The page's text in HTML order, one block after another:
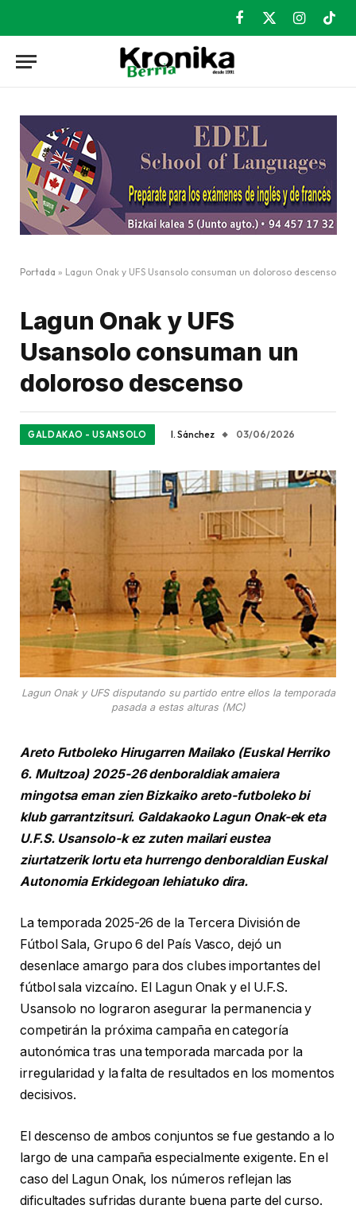
Facebook
X
Instagram
Portada » Lagun Onak y UFS Usansolo consuman un doloroso descenso
Lagun Onak y UFS
Usansolo consuman un
doloroso descenso
GALDAKAO - USANSOLO I. Sánchez 03/06/2026
Lagun Onak y UFS disputando su partido entre ellos la temporada
pasada a estas alturas (MC)
Areto Futboleko Hirugarren Mailako (Euskal Herriko
6. Multzoa) 2025-26 denboraldiak amaiera
mingotsa eman zien Bizkaiko areto-futboleko bi
klub garrantzitsuri. Galdakaoko Lagun Onak-ek eta
U.F.S. Usansolo-k ez zuten mailari eustea
ziurtatzerik lortu eta hurrengo denboraldian Euskal
Autonomia Erkidegoan lehiatuko dira.
La temporada 2025-26 de la Tercera División de
Fútbol Sala, Grupo 6 del País Vasco, dejó un
desenlace amargo para dos clubes importantes del
fútbol sala vizcaíno. El Lagun Onak y el U.F.S.
Usansolo no lograron asegurar la permanencia y
competirán la próxima campaña en categoría
autonómica tras una temporada marcada por la
irregularidad y la falta de resultados en los momentos
decisivos.
El descenso de ambos conjuntos se fue gestando a lo
largo de una campaña especialmente exigente. En el
caso del Lagun Onak, los números reflejan las
dificultades sufridas durante buena parte del curso.